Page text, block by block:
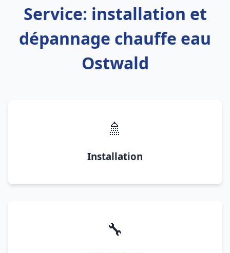
Service: installation et
dépannage chauffe eau
Ostwald
🚿
Installation
🔧